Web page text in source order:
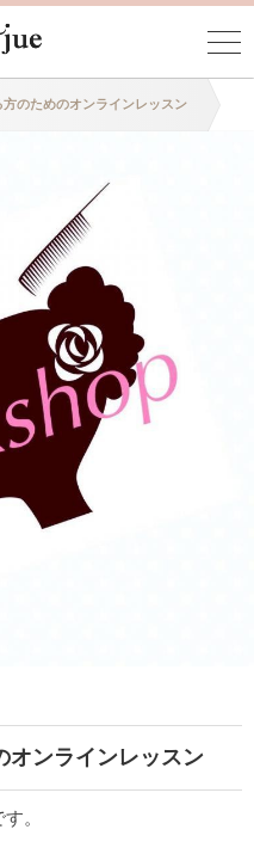
のためのオンラインレッスン
オンラインレッスン
。